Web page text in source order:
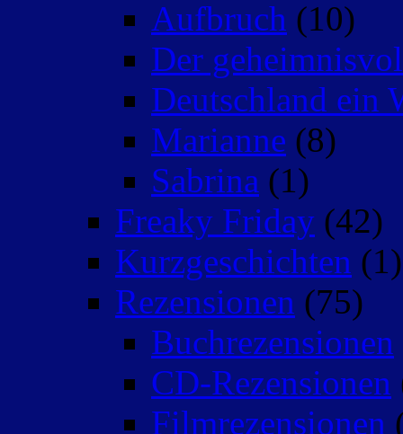
Aufbruch (10)
Der
Deutschland ein
Marianne (8)
Sabrina (1)
Freaky Friday (42)
Kurzgeschichten (1)
Rezensionen (75)
Buchrezensionen
CD-Rezensionen
Filmrezensionen